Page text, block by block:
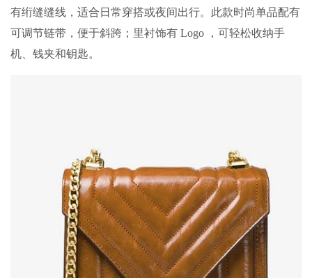
有绗缝缝线，适合日常穿搭或夜间出行。此款时尚单品配有
可调节链带，便于斜跨；里衬饰有 Logo ，可轻松收纳手
机、钱夹和钥匙。